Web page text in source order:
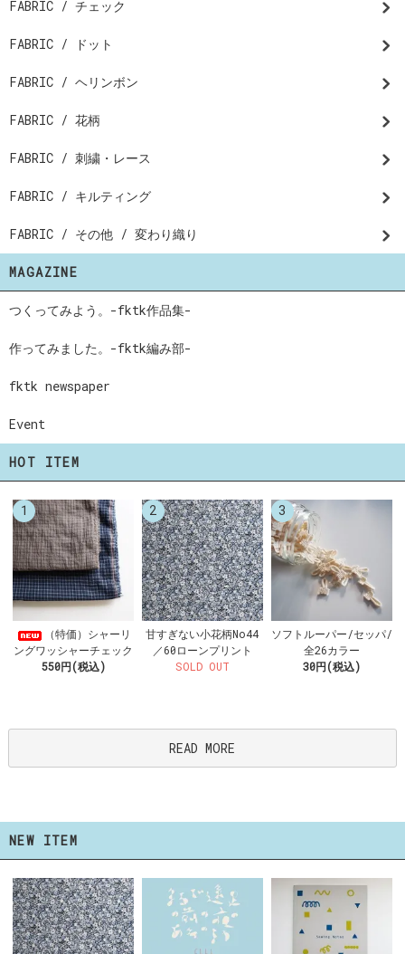
FABRIC / チェック
FABRIC / ドット
FABRIC / ヘリンボン
FABRIC / 花柄
FABRIC / 刺繍・レース
FABRIC / キルティング
FABRIC / その他 / 変わり織り
MAGAZINE
つくってみよう。-fktk作品集-
作ってみました。-fktk編み部-
fktk newspaper
Event
HOT ITEM
1
（特価）シャーリ
ングワッシャーチェック
550円(税込)
2
甘すぎない小花柄No44
／60ローンプリント
SOLD OUT
3
ソフトルーパー/セッパ/
全26カラー
30円(税込)
READ MORE
NEW ITEM